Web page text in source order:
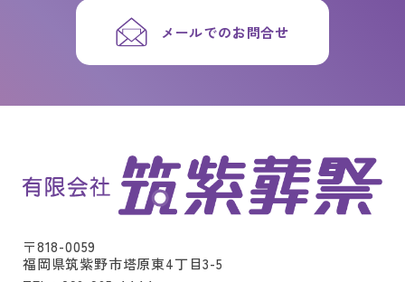
メールでのお問合せ
〒818-0059
福岡県筑紫野市塔原東4丁目3-5